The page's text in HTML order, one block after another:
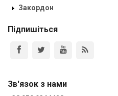
Закордон
Підпишіться
Зв'язок з нами